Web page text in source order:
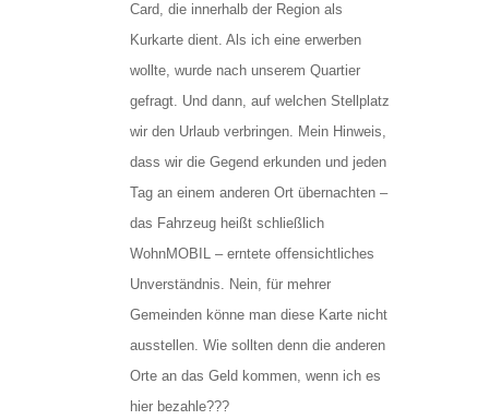
Card, die innerhalb der Region als
Kurkarte dient. Als ich eine erwerben
wollte, wurde nach unserem Quartier
gefragt. Und dann, auf welchen Stellplatz
wir den Urlaub verbringen. Mein Hinweis,
dass wir die Gegend erkunden und jeden
Tag an einem anderen Ort übernachten –
das Fahrzeug heißt schließlich
WohnMOBIL – erntete offensichtliches
Unverständnis. Nein, für mehrer
Gemeinden könne man diese Karte nicht
ausstellen. Wie sollten denn die anderen
Orte an das Geld kommen, wenn ich es
hier bezahle???